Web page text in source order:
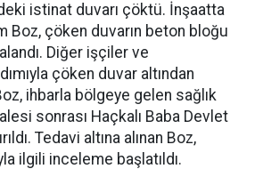
istinat duvarı çöktü. İnşaatta
Boz, çöken duvarın beton bloğu
Diğer işçiler ve
çöken duvar altından
ihbarla bölgeye gelen sağlık
sonrası Haçkalı Baba Devlet
Tedavi altına alınan Boz,
ilgili inceleme başlatıldı.